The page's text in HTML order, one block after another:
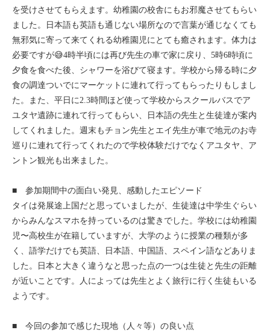
ハンガリー
ギリシャ
を受けさせてもらえます。幼稚園の校舎にもお邪魔させてもらい
ました。日本語も英語も通じない場所なので言葉が通じなくても
無邪気に寄って来てくれる幼稚園児にとても癒されます。体力は
必要ですが😅4時半頃には再び先生の車で家に戻り、5時6時頃に
夕食を食べた後、シャワーを浴びて寝ます。学校から帰る時に夕
食の調達ついでにマーケットに連れて行ってもらったりもしまし
た。また、平日に2.3時間ほど使って学校からスクールバスでア
ユタヤ遺跡に連れて行ってもらい、日本語の先生と生徒達が案内
してくれました。週末もチョン先生とエイ先生が車で地元のお寺
巡りに連れて行ってくれたので学校体験だけでなくアユタヤ、ア
ントン観光も出来ました。
■ 参加期間中の面白い発見、感動したエピソード
タイは発展途上国だと思っていましたが、生徒達は中学生ぐらい
からみんなスマホを持っているのは驚きでした。学校には幼稚園
児〜高校生が在籍していますが、大学のように授業の種類が多
く、語学だけでも英語、日本語、中国語、スペイン語などありま
した。日本と大きく違うなと思った点の一つは生徒と先生の距離
が近いことです。人によっては先生とよく旅行に行く生徒もいる
ようです。
■ 今回の参加で感じた現地（人々等）の良い点